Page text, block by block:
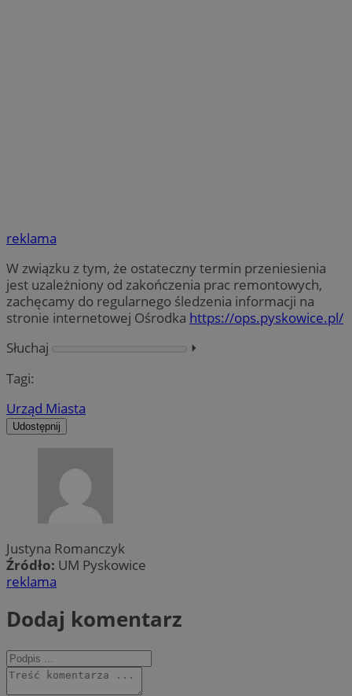
reklama
W związku z tym, że ostateczny termin przeniesienia
jest uzależniony od zakończenia prac remontowych,
zachęcamy do regularnego śledzenia informacji na
stronie internetowej Ośrodka https://ops.pyskowice.pl/
Słuchaj
⏵︎
Tagi:
Urząd Miasta
Udostępnij
Justyna Romanczyk
Źródło: UM Pyskowice
reklama
Dodaj komentarz